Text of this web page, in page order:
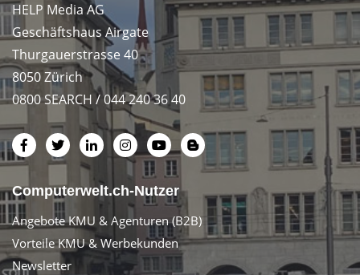
HELP Media AG
Geschäftshaus Airgate
Thurgauerstrasse 40
8050 Zürich
0800 SEARCH / 044 240 36 40
Computerwelt.ch-Nutzer
Angebote KMU & Agenturen (B2B)
Vorteile KMU & Werbekunden
Newsletter